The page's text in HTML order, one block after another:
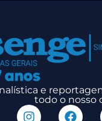
e
todo o nosso